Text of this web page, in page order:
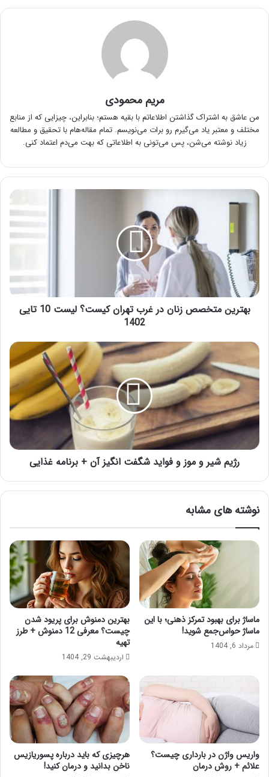
مریم محمودی
من عاشق به اشتراک گذاشتن اطلاعاتم با بقیه هستم؛ بنابراین، چیزایی که از منابع
مختلف و معتبر یاد می‌گیرم رو برات می‌نویسم. تمام مقاله‌هام با تحقیق و مطالعه
زیاد نوشته می‌شن، پس می‌تونی به اطلاعاتی که بهت می‌دم اعتماد کنی.
بهترین
متخصص
غرب
تهران
کیست؟
لیست
10
تایی
بهترین متخصص زنان در غرب تهران کیست؟ لیست 10 تایی
1402
رژیم
و
و
فواید
شگفت
انگیز
آن
رژیم شیر و موز و فواید شگفت انگیز آن + برنامه غذایی
نوشته های مشابه
ماساژ برای بهبود تمرکز ذهنی؛ با این
ماساژ حواس‌جمع شوید!
مرداد 6, 1404
بهترین دمنوش برای پریود شدن
چیست؟ معرفی 12 دمنوش + طرز
تهیه
اردیبهشت 29, 1404
واریس واژن در بارداری چیست؟
علائم + روش درمان
هرچیزی که باید درباره پسوریازیس
ناخن بدانید و درمان کنید!